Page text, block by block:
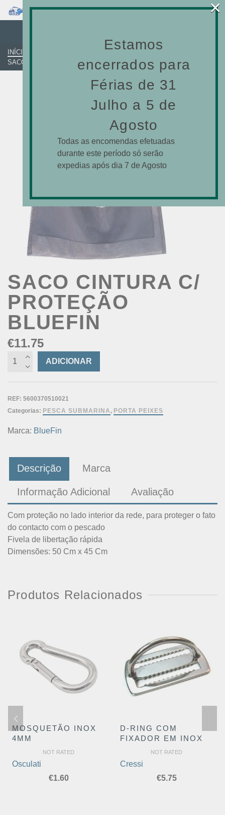
0
PORTA PEIXES
INÍCIO
SACO CINTURA C/ PROTEÇÃO BLUEFIN
SACO CINTURA C/
PROTEÇÃO
BLUEFIN
€11.75
Quantidade
BLUEFIN
ADICIONAR
REF: 5600370510021
Categorias: PESCA SUBMARINA , PORTA PEIXES
Marca: BlueFin
Descrição Marca
Informação Adicional Avaliação
Com proteção no lado interior da rede, para proteger o fato
do contacto com o pescado
Fivela de libertação rápida
Dimensões: 50 Cm x 45 Cm
Produtos Relacionados
MOSQUETÃO INOX
4MM
NOT RATED
Osculati
€1.60
D-RING COM
FIXADOR EM INOX
NOT RATED
Cressi
€5.75
Estamos
encerrados para
Férias de 31
Julho a 5 de
Agosto
Todas as encomendas efetuadas
durante este período só serão
expedias após dia 7 de Agosto
×